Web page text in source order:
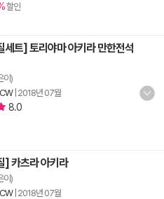
할인
트] 토리야마 아키라 만한전석
이)
| 2018년 07월
8.0
] 카츠라 아키라
이)
| 2018년 07월